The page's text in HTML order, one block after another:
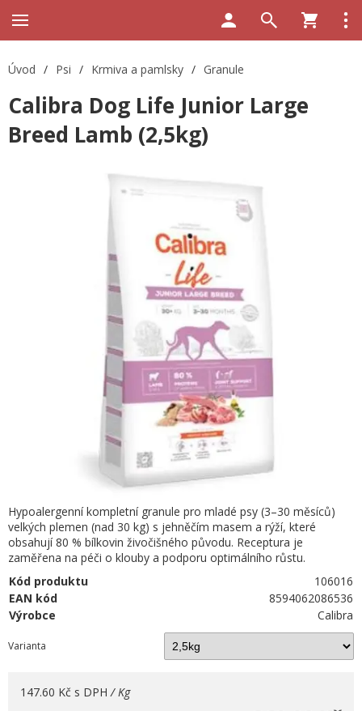
Úvod / Psi / Krmiva a pamlsky / Granule
Calibra Dog Life Junior Large
Breed Lamb (2,5kg)
Hypoalergenní kompletní granule pro mladé psy (3–30 měsíců)
velkých plemen (nad 30 kg) s jehněčím masem a rýží, které
obsahují 80 % bílkovin živočišného původu. Receptura je
zaměřena na péči o klouby a podporu optimálního růstu.
Kód produktu
106016
EAN kód
8594062086536
Výrobce
Calibra
Varianta
147.60 Kč s DPH / Kg